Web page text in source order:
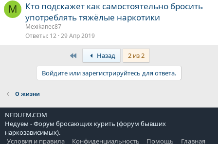
M
Кто подскажет как самостоятельно бросить
употреблять тяжёлые наркотики
Mexikanec87
Ответы 12 29 Апр 2019
Назад
2 из 2
Войдите или зарегистрируйтесь для ответа.
О жизни
NEDUEM.COM
Недуем - Форум бросающих курить (форум бывших
наркозависимых).
Условия и правила
Конфиденциальность Помощь Главная